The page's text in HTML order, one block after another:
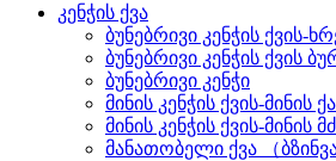
კენჭის ქვა
ბუნებრივი კენჭის ქვის-
ბუნებრივი კენჭის ქვის
ბუნებრივი კენჭი
მინის კენჭის ქვის-მინის
მინის კენჭის ქვის-მინის
მანათობელი ქვა （